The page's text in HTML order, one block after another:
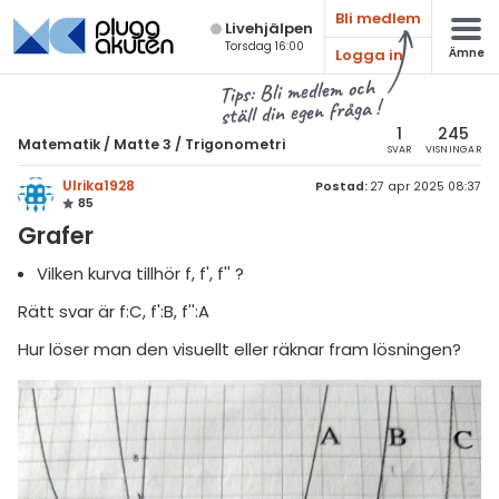
Live­hjälpen
Torsdag 16:00
Bli medlem
Logga in
Ämne
Tips: Bli medlem och
ställ din egen fråga !
Matematik / Matte 3 / Trigonometri 1
SVAR
245
VISNINGAR
Ulrika1928
85
Postad: 27 apr 2025 08:37
Grafer
Vilken kurva tillhör f, f', f'' ?
Rätt svar är f:C, f':B, f'':A
Hur löser man den visuellt eller räknar fram lösningen?
Alla ämnen
Alla trådar
7
2
3
Matematik
Matte 3
Naturliga logaritmer
Integraler
Trigonometri
Livehjälpen
4
& Bygg
språk